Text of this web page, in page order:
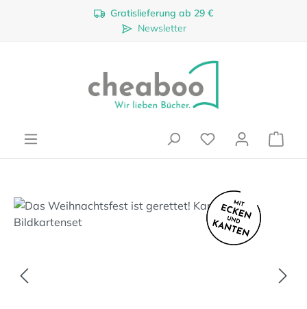
Zum Hauptinhalt springenGratislieferung ab 29 €
Newsletter
Bildergalerie überspringen